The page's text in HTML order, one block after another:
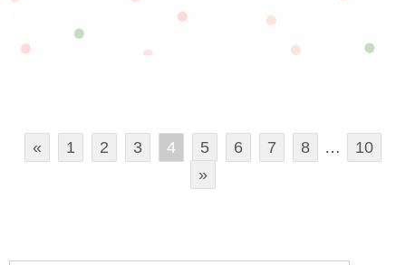
« 1 2 3 4 5 6 7 8 …
10
»